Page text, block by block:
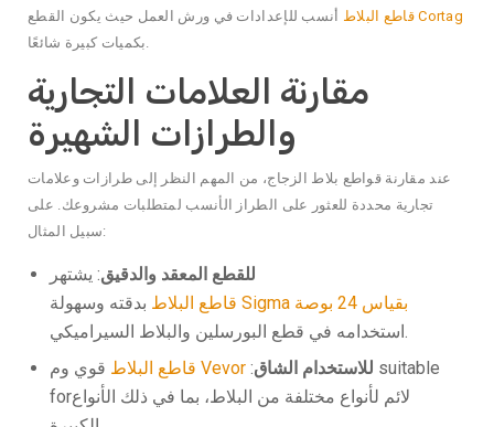
قاطع البلاط Cortag
أنسب للإعدادات في ورش العمل حيث يكون القطع
مقارنة العلامات التجارية
والطرازات الشهيرة
عند مقارنة قواطع بلاط الزجاج، من المهم النظر إلى طرازات وعلامات
تجارية محددة للعثور على الطراز الأنسب لمتطلبات مشروعك. على
سبيل المثال:
للقطع المعقد والدقيق: يشتهر
قاطع البلاط Sigma بقياس 24 بوصة
بدقته وسهولة
للاستخدام الشاق: قاطع البلاط Vevor
قوي وم suitable
forلائم لأنواع مختلفة من البلاط، بما في ذلك الأنواع